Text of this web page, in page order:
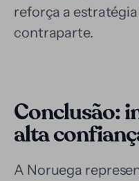
reforça a
contraparte.
Conclusão:
alta
A Noruega